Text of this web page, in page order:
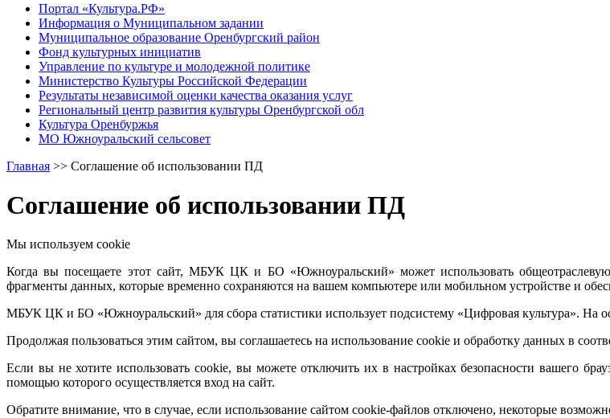
Портал «Культура.РФ»
Информация о Муниципальном задании
Муниципальное образование Оренбургский район
Фонд культурных инициатив
Управление по культуре и молодежной политике
Министерство Культуры Российской Федерации
Результаты независимой оценки качества оказания услуг
Региональный центр развития культуры Оренбургской обл
Культура Оренбуржья
МО Южноуральский сельсовет
Главная >> Соглашение об использовании ПД
Соглашение об использовании ПД
Мы используем cookie
Когда вы посещаете этот сайт, МБУК ЦК и БО «Южноуральский» может использовать
фрагменты данных, которые временно сохраняются на вашем компьютере или мобильном устройстве и
МБУК ЦК и БО «Южноуральский» для сбора статистики использует подсистему «Цифровая культура». На
Продолжая пользоваться этим сайтом, вы соглашаетесь на использование cookie и обработку данных в
Если вы не хотите использовать cookie, вы можете отключить их в настройках безопасности вашего
помощью которого осуществляется вход на сайт.
Обратите внимание, что в случае, если использование сайтом cookie-файлов отключено, некоторые